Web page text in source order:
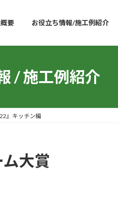
要 お役立ち情報/施工例紹介
/ 施工例紹介
』キッチン編
大賞